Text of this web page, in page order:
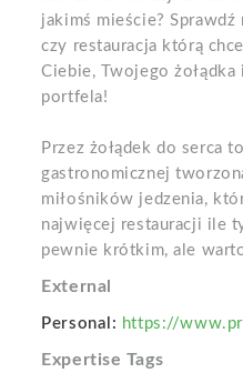
jakimś mieście?
czy restauracja którą
Ciebie, Twojego
portfela!
Przez żołądek do serca
gastronomicznej
miłośników jedzenia,
najwięcej restauracji ile
pewnie krótkim, ale
External
Personal: https://
Expertise Tags